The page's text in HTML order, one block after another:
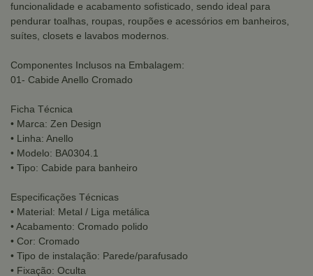
funcionalidade e acabamento sofisticado, sendo ideal para
pendurar toalhas, roupas, roupões e acessórios em banheiros,
suítes, closets e lavabos modernos.
Componentes Inclusos na Embalagem:
01- Cabide Anello Cromado
Ficha Técnica
• Marca: Zen Design
• Linha: Anello
• Modelo: BA0304.1
• Tipo: Cabide para banheiro
Especificações Técnicas
• Material: Metal / Liga metálica
• Acabamento: Cromado polido
• Cor: Cromado
• Tipo de instalação: Parede/parafusado
• Fixação: Oculta